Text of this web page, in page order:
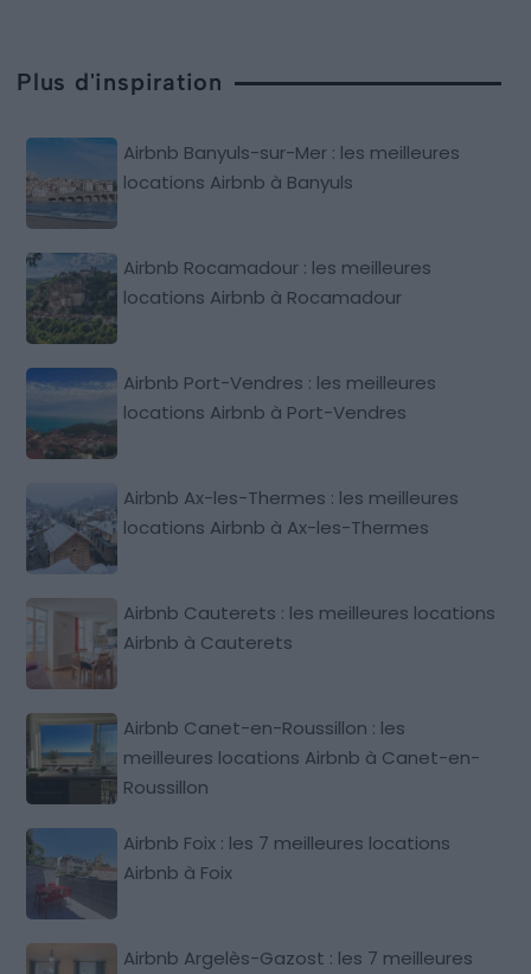
Plus d'inspiration
Airbnb Banyuls-sur-Mer : les meilleures
locations Airbnb à Banyuls
Airbnb Rocamadour : les meilleures
locations Airbnb à Rocamadour
Airbnb Port-Vendres : les meilleures
locations Airbnb à Port-Vendres
Airbnb Ax-les-Thermes : les meilleures
locations Airbnb à Ax-les-Thermes
Airbnb Cauterets : les meilleures locations
Airbnb à Cauterets
Airbnb Canet-en-Roussillon : les
meilleures locations Airbnb à Canet-en-
Roussillon
Airbnb Foix : les 7 meilleures locations
Airbnb à Foix
Airbnb Argelès-Gazost : les 7 meilleures